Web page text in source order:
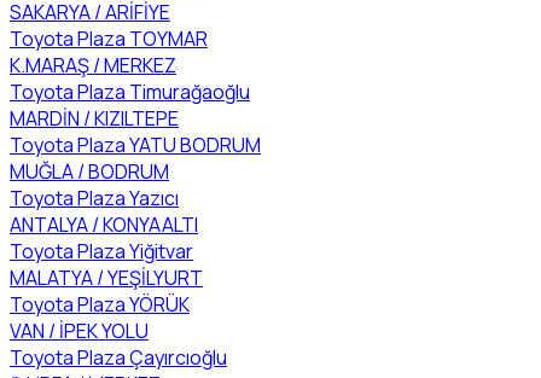
SAKARYA / ARİFİYE
Toyota Plaza TOYMAR
K.MARAŞ / MERKEZ
Toyota Plaza Timurağaoğlu
MARDİN / KIZILTEPE
Toyota Plaza YATU BODRUM
MUĞLA / BODRUM
Toyota Plaza Yazıcı
ANTALYA / KONYAALTI
Toyota Plaza Yiğitvar
MALATYA / YEŞİLYURT
Toyota Plaza YÖRÜK
VAN / İPEK YOLU
Toyota Plaza Çayırcıoğlu